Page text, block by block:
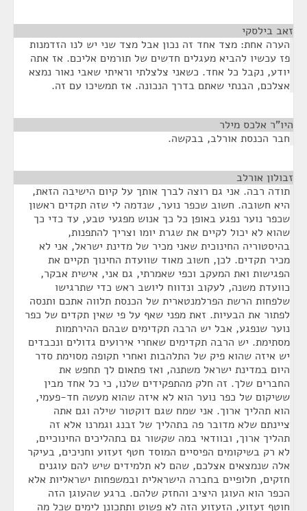
זאב בילסקי
הערה אחת: מצד אחד זה נכון אבל מצד שני יש לנו הזדמנות
פז עכשיו להביא מעגלים חדשים של תורמים אליכם. אז אתה
יודע, נקבל כל אחד. כשאני צלצלתי וראיתי שאבי נאור נמצא
אצלכם, הבנתי שאתם בדרך הנכונה. אז תמשיכו עם זה.
היו"ר אלכס מילר
חבר הכנסת אורלב, בבקשה.
זבולון אורלב
תודה רבה. אני גם רוצה לברך אותך על קיום הישיבה הזאת,
היא חשובה. חשוב שכפר נוער, שנדמה לי שזה תקדים ראשון
שכפר נוער נפגע באופן כל כך אנוש מפגעי טבע, עד כדי כך
שהוא לא יכול לקיים את שגרת יומו וצריך להתפנות,
בהיסטוריה החינוכית שאני מכיר של מדינת ישראל, אני לא
מכיר תקדים. לכן, חשוב מאוד שוועדת החינוך תקיים את
הפגישות ואת המעקב וכפי שאמרתי, גם אני, אישית אבקר,
כוועדת משנה, לעקוב ונדווח ליושב ראש כדי שתרגישו
שלפחות הרשת הפרלמנטארית של הכנסת תלווה אתכם ותנסה
לפתור את הבעיות. זאת מפני שאף על פי שאין תקדים של כפר
נוער שנפגע, אבל יש הרבה תקדימים שבהם ההירתמות
מסתימת. יש הרבה תקדימים שאחרי אירועים גדולים ונכבדים
יש איזה שהוא פיק של התלהבות ואחרי תקופה מסוימת סדר
היום במדינת ישראל משתנה, ואז פתאום לך תחפש את
החברים שלך. זה חלק מהתפקידים שלנו, כי כל אחד מבין
ששיקום של כפר נוער הוא לא איזה שהוא מעשה חד-פעמי,
הוא תהליך ארוך. אני שמח שגם דוקטור שילה וגם אתה
ציינתם שלא מדובר פה בתהליך של זבנג וגמרנו אלא זה
תהליך ארוך, ובוודאי במה שקשור גם בתהליכים החינוכיים,
לא רק בשיקומים הפיסיים המוסד חטף זעזוע וחניכים, בעיקר
אלה שנמצאים אצלכם, שהם לא תלמידים שיש להם עוגנים
חזקים, חלופיים בחברה הישראלית ובמשפחות ישראליות אלא
הכפר הוא העוגן היציב והחזק שלהם. ברגע שהעוגן הזה
חוטף זעזוע, הזעזוע הזה לא פשוט ותתכונן לימים שכל מה